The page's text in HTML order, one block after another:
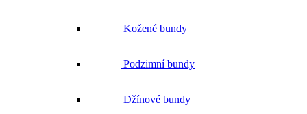
Kožené bundy
Podzimní bundy
Džínové bundy